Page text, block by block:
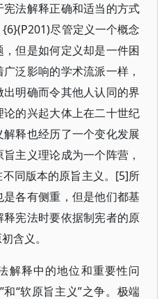
法解释正确和适当的方式
尽管定义一个概念
但是如何定义却是一件困
泛影响的学术流派一样，
明确而令其他人认同的界
的兴起大体上在二十世纪
释也经历了一个变化发展
主义理论成为一个阵营，
同版本的原旨主义。[5]所
各有侧重，但是他们都基
宪法时要依据制宪者的原
含义。
解释中的地位和重要性问
“软原旨主义”之争。极端